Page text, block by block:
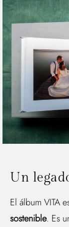
Un
El álbum VITA
sostenible. Es